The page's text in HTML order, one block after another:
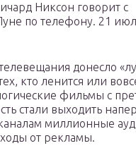
Никсон говорит с
по телефону. 21
донесло
кто ленится или
фильмы с
стали выходить
миллионные
от рекламы.